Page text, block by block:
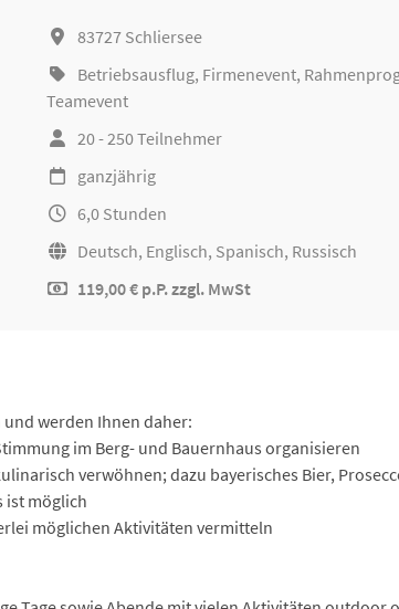
83727 Schliersee
Betriebsausflug, Firmenevent,
Teamevent
20 - 250 Teilnehmer
ganzjährig
6,0 Stunden
Deutsch, Englisch, Spanisch, Russisch
119,00 € p.P. zzgl. MwSt
werden Ihnen daher:
im Berg- und Bauernhaus organisieren
verwöhnen; dazu bayerisches Bier,
ist möglich
möglichen Aktivitäten vermitteln